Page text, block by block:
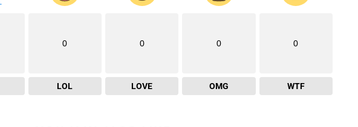
0
LOL
0
LOVE
0
OMG
0
WTF